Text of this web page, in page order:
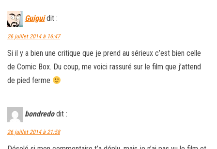
Guigui dit :
26 juillet 2014 à 16:47
Si il y a bien une critique que je prend au sérieux c’est bien celle
de Comic Box. Du coup, me voici rassuré sur le film que j’attend
de pied ferme
bondredo dit :
26 juillet 2014 à 21:58